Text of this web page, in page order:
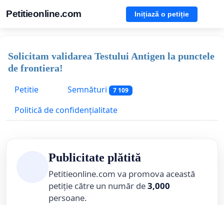
Petitieonline.com Inițiază o petiție
Solicitam validarea Testului Antigen la punctele
de frontiera!
Petitie
Semnături 7 109
Politică de confidențialitate
Publicitate plătită
Petitieonline.com va promova această
petiție către un număr de3,000
persoane.